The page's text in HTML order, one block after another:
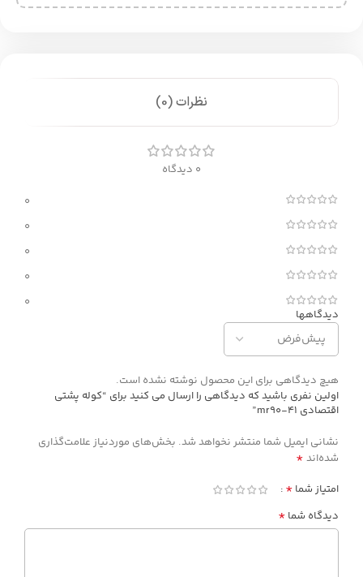
نظرات (0)
0 دیدگاه
0
0
0
0
0
دیدگاهها
هیچ دیدگاهی برای این محصول نوشته نشده است.
اولین نفری باشید که دیدگاهی را ارسال می کنید برای “کوله پشتی
اقتصادی mr90-41”
نشانی ایمیل شما منتشر نخواهد شد. بخش‌های موردنیاز علامت‌گذاری
شده‌اند *
امتیاز شما *
دیدگاه شما *